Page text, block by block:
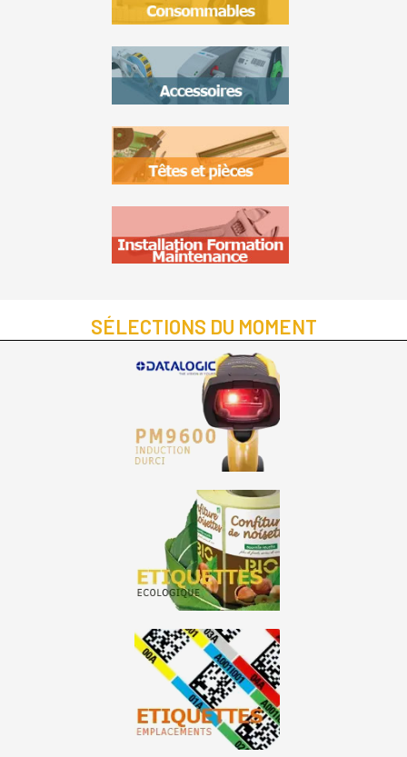
SÉLECTIONS DU MOMENT